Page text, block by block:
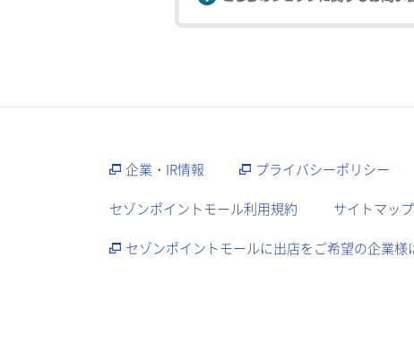
企業・IR情報 プライバシーポリシー
セゾンポイントモール利用規約
サイトマップ
セゾンポイントモールに出店をご希望の企業様